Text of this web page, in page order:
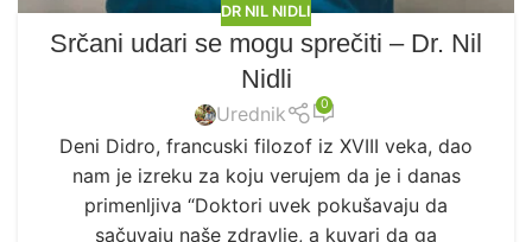
DR NIL NIDLI
Srčani udari se mogu sprečiti – Dr. Nil
Nidli
Urednik 0
Deni Didro, francuski filozof iz XVIII veka, dao
nam je izreku za koju verujem da je i danas
primenljiva “Doktori uvek pokušavaju da
sačuvaju naše zdravlje, a kuvari da ga